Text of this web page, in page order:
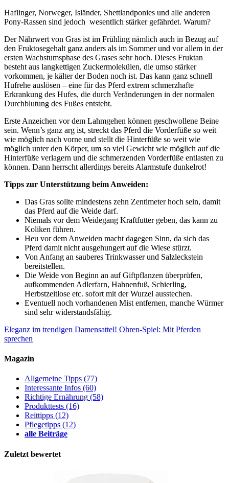
Haflinger, Norweger, Isländer, Shettlandponies und alle anderen
Pony-Rassen sind jedoch wesentlich stärker gefährdet. Warum?
Der Nährwert von Gras ist im Frühling nämlich auch in Bezug auf
den Fruktosegehalt ganz anders als im Sommer und vor allem in der
ersten Wachstumsphase des Grases sehr hoch. Dieses Fruktan
besteht aus langkettigen Zuckermolekülen, die umso stärker
vorkommen, je kälter der Boden noch ist. Das kann ganz schnell
Hufrehe auslösen – eine für das Pferd extrem schmerzhafte
Erkrankung des Hufes, die durch Veränderungen in der normalen
Durchblutung des Fußes entsteht.
Erste Anzeichen vor dem Lahmgehen können geschwollene Beine
sein. Wenn’s ganz arg ist, streckt das Pferd die Vorderfüße so weit
wie möglich nach vorne und stellt die Hinterfüße so weit wie
möglich unter den Körper, um so viel Gewicht wie möglich auf die
Hinterfüße verlagern und die schmerzenden Vorderfüße entlasten zu
können. Dann herrscht allerdings bereits Alarmstufe dunkelrot!
Tipps zur Unterstützung beim Anweiden:
Das Gras sollte mindestens zehn Zentimeter hoch sein, damit
das Pferd auf die Weide darf.
Niemals vor dem Weidegang Kraftfutter geben, das kann zu
Koliken führen.
Heu vor dem Anweiden macht dagegen Sinn, da sich das
Pferd damit nicht ausgehungert auf die Wiese stürzt.
Von Anfang an sauberes Trinkwasser und Salzleckstein
bereitstellen.
Die Weide von Beginn an auf Giftpflanzen überprüfen,
aufkommenden Adlerfarn, Hahnenfuß, Schierling,
Herbstzeitlose etc. sofort mit der Wurzel ausstechen.
Eventuell noch vorhandenen Mist entfernen, manche Würmer
sind sehr widerstandsfähig.
Eleganz im trendigen Damensattel! Ohren-Spiel: Mit Pferden
sprechen
Magazin
Allgemeine Tipps (77)
Interessante Infos (60)
Richtige Ernährung (58)
Produkttests (16)
Reittipps (12)
Pflegetipps (12)
alle Beiträge
Zuletzt bewertet